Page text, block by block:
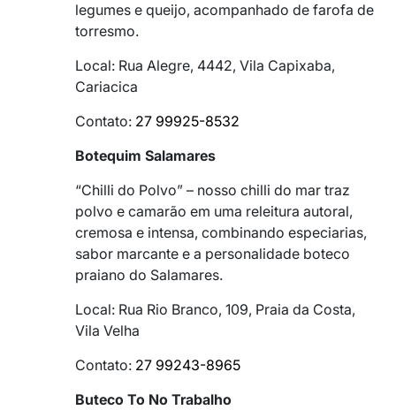
legumes e queijo, acompanhado de farofa de
torresmo.
Local: Rua Alegre, 4442, Vila Capixaba,
Cariacica
Contato: 27 99925-8532
Botequim Salamares
“Chilli do Polvo” – nosso chilli do mar traz
polvo e camarão em uma releitura autoral,
cremosa e intensa, combinando especiarias,
sabor marcante e a personalidade boteco
praiano do Salamares.
Local: Rua Rio Branco, 109, Praia da Costa,
Vila Velha
Contato: 27 99243-8965
Buteco To No Trabalho